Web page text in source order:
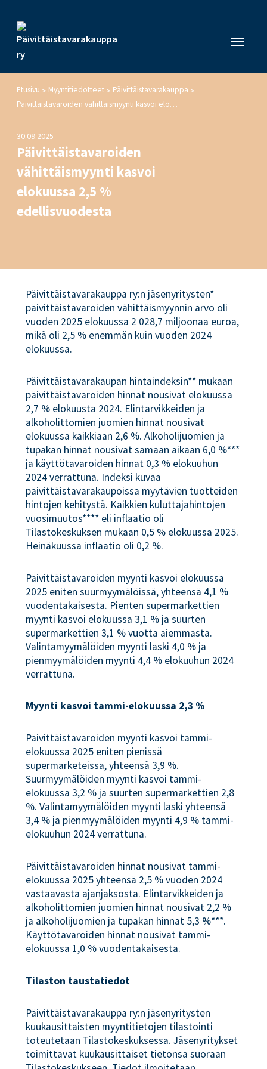
Etusivu > Myyntitiedotteet > Päivittäistavarakauppa >
Päivittäistavaroiden vähittäismyynti kasvoi elokuussa 2,5 % edellisvuodesta
30.09.2025
Päivittäistavaroiden
vähittäismyynti kasvoi
elokuussa 2,5 %
edellisvuodesta
Päivittäistavarakauppa ry:n jäsenyritysten*
päivittäistavaroiden vähittäismyynnin arvo oli
vuoden 2025 elokuussa 2 028,7 miljoonaa euroa,
mikä oli 2,5 % enemmän kuin vuoden 2024
elokuussa.
Päivittäistavarakaupan hintaindeksin** mukaan
päivittäistavaroiden hinnat nousivat elokuussa
2,7 % elokuusta 2024. Elintarvikkeiden ja
alkoholittomien juomien hinnat nousivat
elokuussa kaikkiaan 2,6 %. Alkoholijuomien ja
tupakan hinnat nousivat samaan aikaan 6,0 %***
ja käyttötavaroiden hinnat 0,3 % elokuuhun
2024 verrattuna. Indeksi kuvaa
päivittäistavarakaupoissa myytävien tuotteiden
hintojen kehitystä. Kaikkien kuluttajahintojen
vuosimuutos**** eli inflaatio oli
Tilastokeskuksen mukaan 0,5 % elokuussa 2025.
Heinäkuussa inflaatio oli 0,2 %.
Päivittäistavaroiden myynti kasvoi elokuussa
2025 eniten suurmyymälöissä, yhteensä 4,1 %
vuodentakaisesta. Pienten supermarkettien
myynti kasvoi elokuussa 3,1 % ja suurten
supermarkettien 3,1 % vuotta aiemmasta.
Valintamyymälöiden myynti laski 4,0 % ja
pienmyymälöiden myynti 4,4 % elokuuhun 2024
verrattuna.
Myynti kasvoi tammi-elokuussa 2,3 %
Päivittäistavaroiden myynti kasvoi tammi-
elokuussa 2025 eniten pienissä
supermarketeissa, yhteensä 3,9 %.
Suurmyymälöiden myynti kasvoi tammi-
elokuussa 3,2 % ja suurten supermarkettien 2,8
%. Valintamyymälöiden myynti laski yhteensä
3,4 % ja pienmyymälöiden myynti 4,9 % tammi-
elokuuhun 2024 verrattuna.
Päivittäistavaroiden hinnat nousivat tammi-
elokuussa 2025 yhteensä 2,5 % vuoden 2024
vastaavasta ajanjaksosta. Elintarvikkeiden ja
alkoholittomien juomien hinnat nousivat 2,2 %
ja alkoholijuomien ja tupakan hinnat 5,3 %***.
Käyttötavaroiden hinnat nousivat tammi-
elokuussa 1,0 % vuodentakaisesta.
Tilaston taustatiedot
Päivittäistavarakauppa ry:n jäsenyritysten
kuukausittaisten myyntitietojen tilastointi
toteutetaan Tilastokeskuksessa. Jäsenyritykset
toimittavat kuukausittaiset tietonsa suoraan